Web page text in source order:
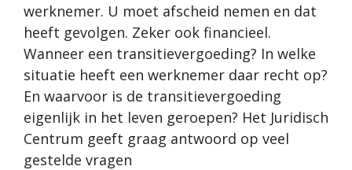
werknemer. U moet afscheid nemen en dat
heeft gevolgen. Zeker ook financieel.
Wanneer een transitievergoeding? In welke
situatie heeft een werknemer daar recht op?
En waarvoor is de transitievergoeding
eigenlijk in het leven geroepen? Het Juridisch
Centrum geeft graag antwoord op veel
gestelde vragen